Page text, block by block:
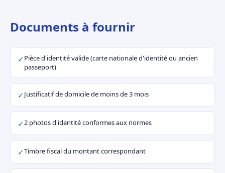
Documents à fournir
✓ Pièce d'identité valide (carte nationale d'identité ou ancien
passeport)
✓Justificatif de domicile de moins de 3 mois
✓2 photos d'identité conformes aux normes
✓Timbre fiscal du montant correspondant